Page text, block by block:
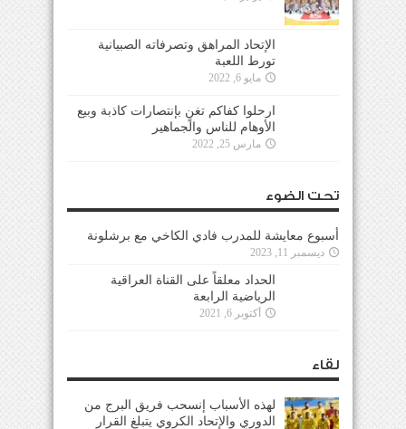
الإتحاد المراهق وتصرفاته الصبيانية
تورط اللعبة
مايو 6, 2022
ارحلوا كفاكم تغنٍ بإنتصارات كاذبة وبيع
الأوهام للناس والجماهير
مارس 25, 2022
تحت الضوء
أسبوع معايشة للمدرب فادي الكاخي مع برشلونة
ديسمبر 11, 2023
الحداد معلقاً على القناة العراقية
الرياضية الرابعة
أكتوبر 6, 2021
لقاء
لهذه الأسباب إنسحب فريق البرج من
الدوري والإتحاد الكروي يتبلغ القرار